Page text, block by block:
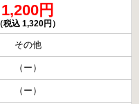
1,200円
（税込 1,320円）
その他
（ー）
（ー）